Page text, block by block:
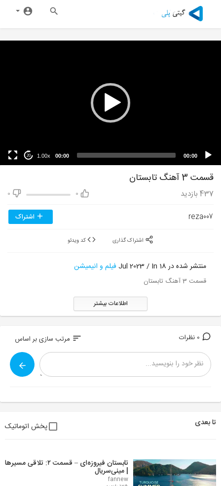
00:00
00:00
1.00x
20
قسمت 3 آهنگ تابستان
0
0 437 بازدید
reza007 اشتراک
منتشر شده در 18 Jul 2023 / In فیلم و انیمیشن
قسمت 3 آهنگ تابستان
اطلاعات بیشتر
sort مرتب سازی بر اساس
تا بعدی پخش اتوماتیک
تابستان فیروزه‌ای – قسمت ۲: تلاقی مسیرها
| مینی‌سریال
fannew